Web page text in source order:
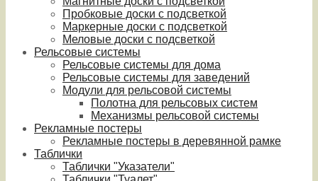
Пробковые доски с подсветкой
Маркерные доски с подсветкой
Меловые доски с подсветкой
Рельсовые системы
Рельсовые системы для дома
Рельсовые системы для заведений
Модули для рельсовой системы
Полотна для рельсовых систем
Механизмы рельсовой системы
Рекламные постеры
Рекламные постеры в деревянной рамке
Таблички
Таблички "Указатели"